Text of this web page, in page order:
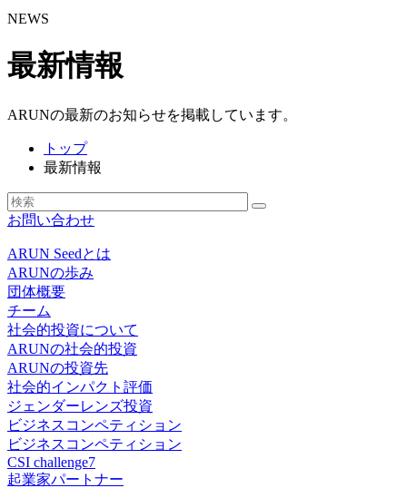
NEWS
最新情報
ARUNの最新のお知らせを掲載しています。
トップ
最新情報
お問い合わせ
ARUN Seedとは
ARUNの歩み
団体概要
チーム
社会的投資について
ARUNの社会的投資
ARUNの投資先
社会的インパクト評価
ジェンダーレンズ投資
ビジネスコンペティション
ビジネスコンペティション
CSI challenge7
起業家パートナー